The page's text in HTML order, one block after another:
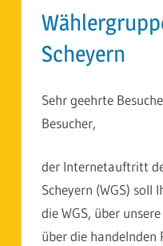
Scheyern
Sehr geehrte
Besucher,
der Internetauftritt
Scheyern (WGS)
die WGS, über
über die handelnden